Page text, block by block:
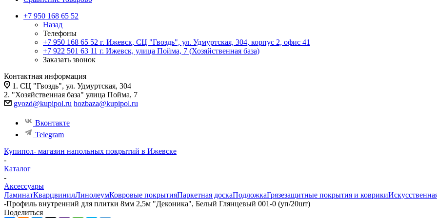
+7 950 168 65 52
Назад
Телефоны
+7 950 168 65 52 г. Ижевск, СЦ "Гвоздь", ул. Удмуртская, 304, корпус 2, офис 41
+7 922 501 63 11 г. Ижевск, улица Пойма, 7 (Хозяйственная база)
Заказать звонок
Контактная информация
1. СЦ "Гвоздь", ул. Удмуртская, 304
2. "Хозяйственная база" улица Пойма, 7
gvozd@kupipol.ru hozbaza@kupipol.ru
Вконтакте
Telegram
Купипол- магазин напольных покрытий в Ижевске
-
Каталог
-
Аксессуары
ЛаминатКварцвинилЛинолеумКовровые покрытияПаркетная доскаПодложкаГрязезащитные покрытия и коврики
-Профиль внутренний для плитки 8мм 2,5м "Деконика", Белый Глянцевый 001-0 (уп/20шт)
Поделиться